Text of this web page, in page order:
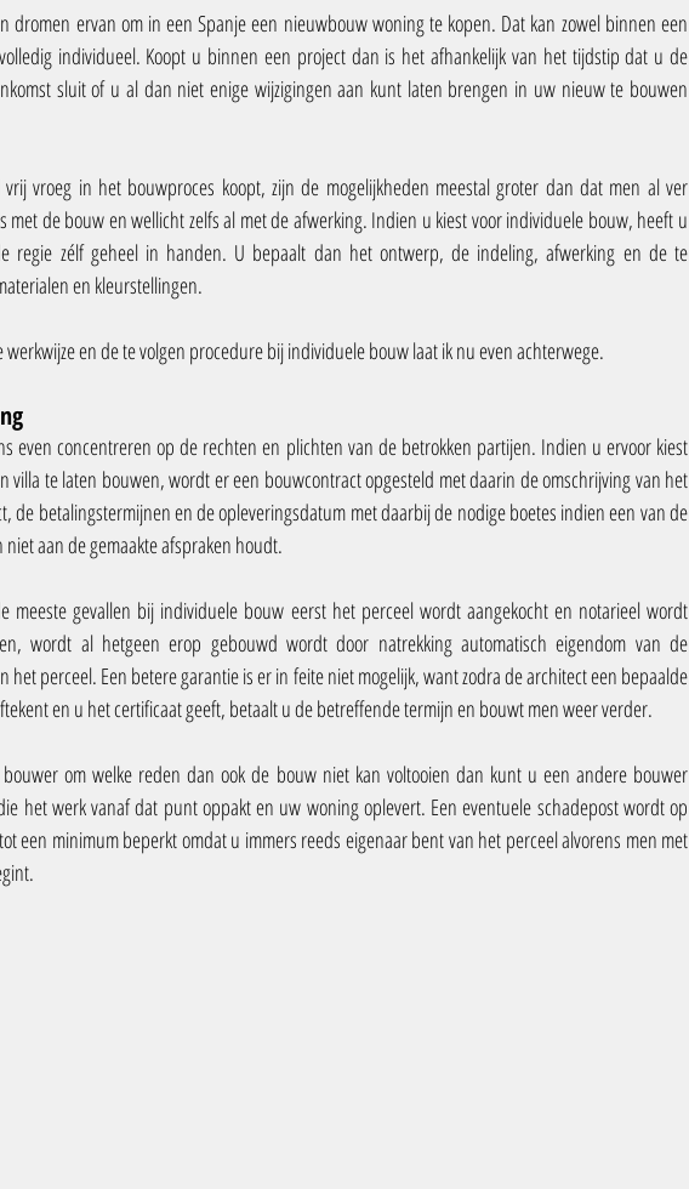
dromen ervan om in een Spanje een nieuwbouw woning te kopen. Dat kan zowel binnen een
individueel. Koopt u binnen een project dan is het afhankelijk van het tijdstip dat u de
sluit of u al dan niet enige wijzigingen aan kunt laten brengen in uw nieuw te bouwen
vroeg in het bouwproces koopt, zijn de mogelijkheden meestal groter dan dat men al ver
met de bouw en wellicht zelfs al met de afwerking. Indien u kiest voor individuele bouw, heeft u
regie zélf geheel in handen. U bepaalt dan het ontwerp, de indeling, afwerking en de te
en kleurstellingen.
werkwijze en de te volgen procedure bij individuele bouw laat ik nu even achterwege.
even concentreren op de rechten en plichten van de betrokken partijen. Indien u ervoor kiest
villa te laten bouwen, wordt er een bouwcontract opgesteld met daarin de omschrijving van het
de betalingstermijnen en de opleveringsdatum met daarbij de nodige boetes indien een van de
niet aan de gemaakte afspraken houdt.
meeste gevallen bij individuele bouw eerst het perceel wordt aangekocht en notarieel wordt
wordt al hetgeen erop gebouwd wordt door natrekking automatisch eigendom van de
het perceel. Een betere garantie is er in feite niet mogelijk, want zodra de architect een bepaalde
en u het certificaat geeft, betaalt u de betreffende termijn en bouwt men weer verder.
om welke reden dan ook de bouw niet kan voltooien dan kunt u een andere bouwer
het werk vanaf dat punt oppakt en uw woning oplevert. Een eventuele schadepost wordt op
een minimum beperkt omdat u immers reeds eigenaar bent van het perceel alvorens men met